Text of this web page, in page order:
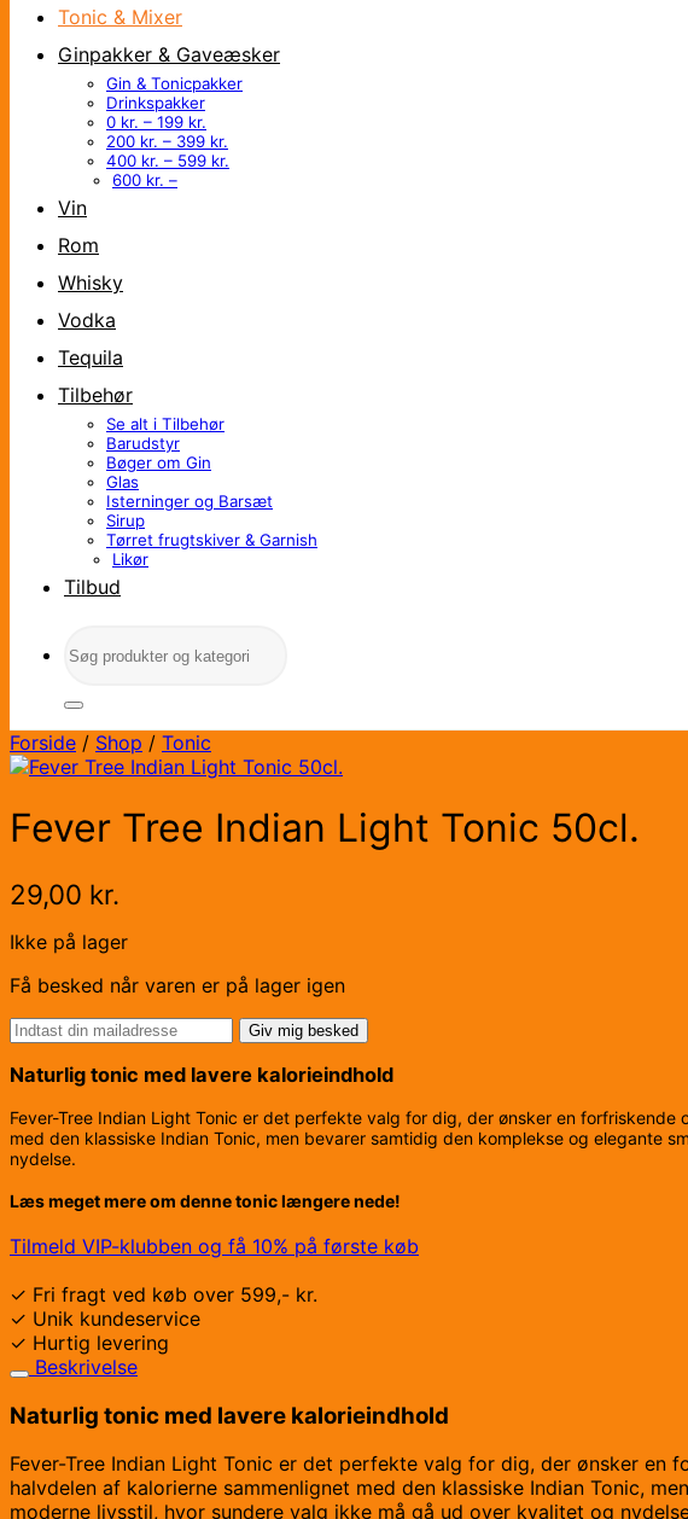
Tonic & Mixer
Ginpakker & Gaveæsker
Gin & Tonicpakker
Drinkspakker
0 kr. – 199 kr.
200 kr. – 399 kr.
400 kr. – 599 kr.
600 kr. –
Vin
Rom
Whisky
Vodka
Tequila
Tilbehør
Se alt i Tilbehør
Barudstyr
Bøger om Gin
Glas
Isterninger og Barsæt
Sirup
Tørret frugtskiver & Garnish
Likør
Tilbud
efter:
Forside / Shop / Tonic
Fever Tree Indian Light Tonic 50cl.
29,00 kr.
Ikke på lager
Få besked når varen er på lager igen
Giv mig besked
Naturlig tonic med lavere kalorieindhold
Fever-Tree Indian Light Tonic er det perfekte valg for dig, der ønsker en
med den klassiske Indian Tonic, men bevarer samtidig den komplekse og elegante
nydelse.
Læs meget mere om denne tonic længere nede!
Tilmeld VIP-klubben og få 10% på første køb
✓ Fri fragt ved køb over 599,- kr.
✓ Unik kundeservice
✓ Hurtig levering
Beskrivelse
Naturlig tonic med lavere kalorieindhold
Fever-Tree Indian Light Tonic er det perfekte valg for dig, der ønsker
halvdelen af kalorierne sammenlignet med den klassiske Indian Tonic,
moderne livsstil, hvor sundere valg ikke må gå ud over kvalitet og